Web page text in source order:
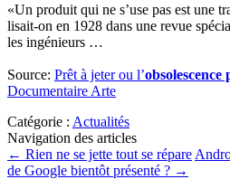
«Un produit qui ne s’use pas est une
lisait-on en 1928 dans une revue
les ingénieurs …
Source: Prêt à jeter ou l’obsolescence
Documentaire Arte
Catégorie : Actualités
Navigation des articles
← Rien ne se jette tout se répare
de Google bientôt présenté ? →